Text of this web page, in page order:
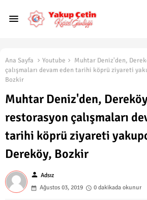
Ana Sayfa Youtube
Muhtar Deniz'den,
çalışmaları devam eden tarihi köprü ziyareti
Bozkir
Muhtar Deniz'den,
restorasyon çalışmaları
tarihi köprü ziyareti
Dereköy, Bozkir
person Adsız
Ağustos 03, 2019
0 dakikada okunur